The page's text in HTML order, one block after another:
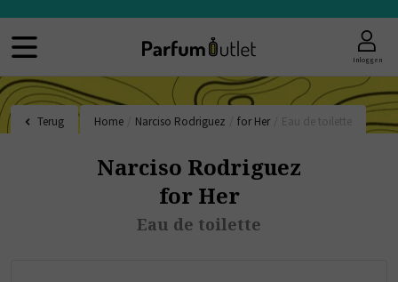
Inloggen
Terug Home Narciso Rodriguez for Her
Narciso Rodriguez
for Her
Eau de toilette